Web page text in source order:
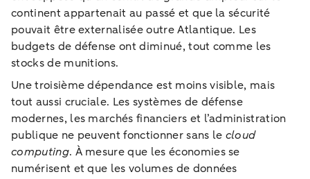
continent appartenait au passé et que la sécurité
pouvait être externalisée outre Atlantique. Les
budgets de défense ont diminué, tout comme les
stocks de munitions.
Une troisième dépendance est moins visible, mais
tout aussi cruciale. Les systèmes de défense
modernes, les marchés financiers et l’administration
publique ne peuvent fonctionner sans le cloud
computing. À mesure que les économies se
numérisent et que les volumes de données